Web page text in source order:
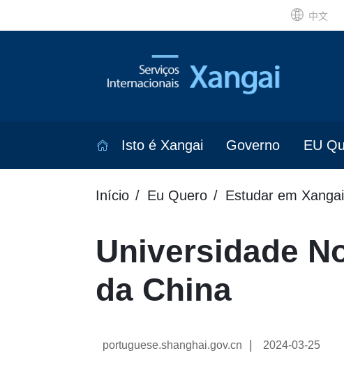
中文
Isto é Xangai Governo EU
Início Eu Quero Estudar em Xangai
Universidade
da China
portuguese.shanghai.gov.cn 2024-03-25